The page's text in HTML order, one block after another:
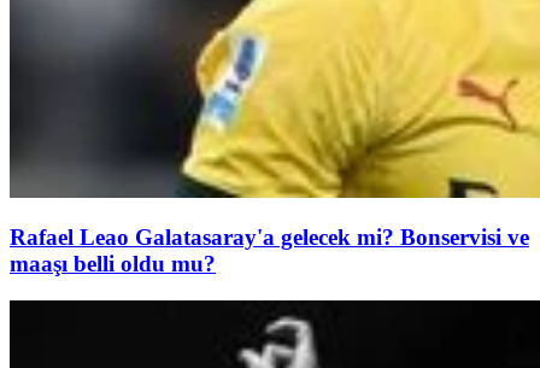
Rafael Leao Galatasaray'a gelecek mi? Bonservisi ve
maaşı belli oldu mu?